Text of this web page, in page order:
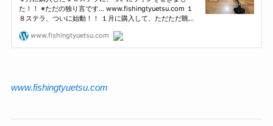
www.fishingtyuetsu.com